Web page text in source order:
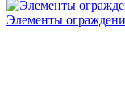
Элементы